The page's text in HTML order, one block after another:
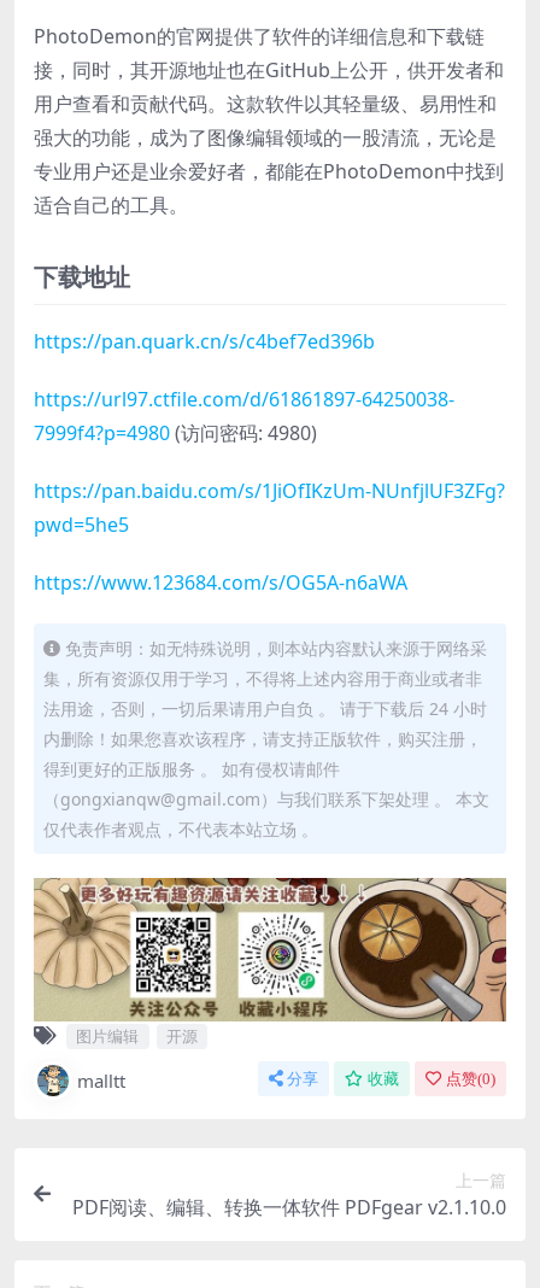
PhotoDemon的官网提供了软件的详细信息和下载链
接，同时，其开源地址也在GitHub上公开，供开发者和
用户查看和贡献代码。这款软件以其轻量级、易用性和
强大的功能，成为了图像编辑领域的一股清流，无论是
专业用户还是业余爱好者，都能在PhotoDemon中找到
适合自己的工具。
下载地址
https://pan.quark.cn/s/c4bef7ed396b
https://url97.ctfile.com/d/61861897-64250038-
7999f4?p=4980(访问密码: 4980)
https://pan.baidu.com/s/1JiOfIKzUm-NUnfjlUF3ZFg?
pwd=5he5
https://www.123684.com/s/OG5A-n6aWA
免责声明：如无特殊说明，则本站内容默认来源于网络采
集，所有资源仅用于学习，不得将上述内容用于商业或者非
法用途，否则，一切后果请用户自负 。 请于下载后 24 小时
内删除！如果您喜欢该程序，请支持正版软件，购买注册，
得到更好的正版服务 。 如有侵权请邮件
（gongxianqw@gmail.com）与我们联系下架处理 。 本文
仅代表作者观点，不代表本站立场 。
图片编辑 开源
malltt 分享 收藏 点赞(0)
上一篇
PDF阅读、编辑、转换一体软件 PDFgear v2.1.10.0